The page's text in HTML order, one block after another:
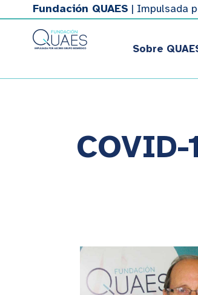
Fundación QUAES | Impulsada
Sobre